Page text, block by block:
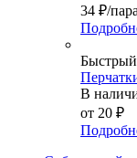
34 ₽/пара
В
от 20 ₽